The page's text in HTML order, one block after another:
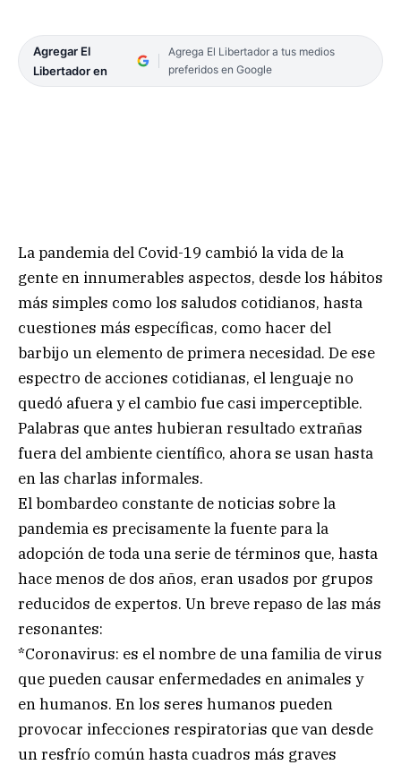
Agregar El
Libertador en
Agrega El Libertador a tus medios
preferidos en Google
La pandemia del Covid-19 cambió la vida de la
gente en innumerables aspectos, desde los hábitos
más simples como los saludos cotidianos, hasta
cuestiones más específicas, como hacer del
barbijo un elemento de primera necesidad. De ese
espectro de acciones cotidianas, el lenguaje no
quedó afuera y el cambio fue casi imperceptible.
Palabras que antes hubieran resultado extrañas
fuera del ambiente científico, ahora se usan hasta
en las charlas informales.
El bombardeo constante de noticias sobre la
pandemia es precisamente la fuente para la
adopción de toda una serie de términos que, hasta
hace menos de dos años, eran usados por grupos
reducidos de expertos. Un breve repaso de las más
resonantes:
*Coronavirus: es el nombre de una familia de virus
que pueden causar enfermedades en animales y
en humanos. En los seres humanos pueden
provocar infecciones respiratorias que van desde
un resfrío común hasta cuadros más graves